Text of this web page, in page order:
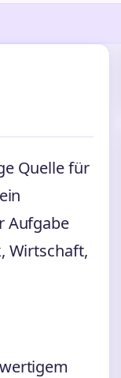
Quelle für
Aufgabe
Wirtschaft,